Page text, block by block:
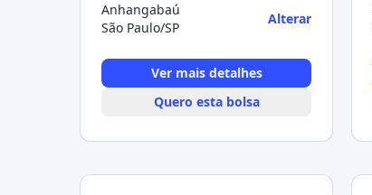
Anhangabaú
São Paulo/SP
Alterar
Ver mais detalhes
Quero esta bolsa